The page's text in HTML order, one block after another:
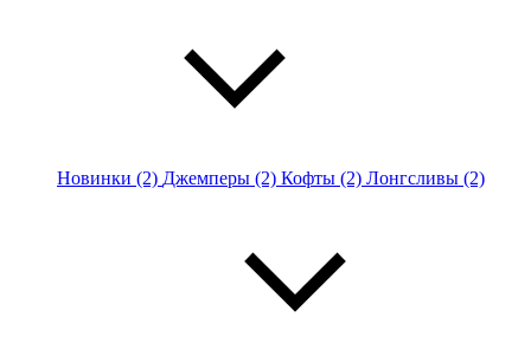
Новинки (2) Джемперы (2) Кофты (2) Лонгсливы (2)